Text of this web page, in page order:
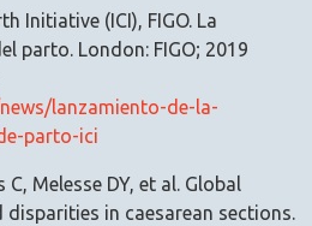
Initiative (ICI), FIGO. La
parto. London: FIGO; 2019
lanzamiento-de-la-
parto-ici
Melesse DY, et al. Global
in caesarean sections.